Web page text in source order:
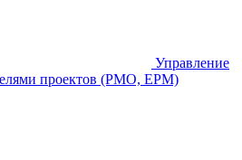
Управление
проектов (PMO, EPM)